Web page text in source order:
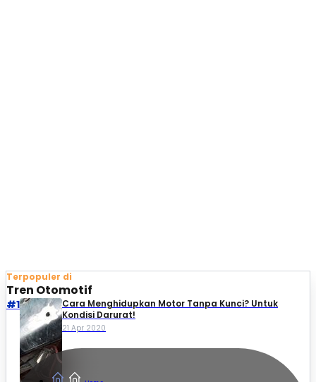
Terpopuler di
Tren Otomotif
#1
Cara Menghidupkan Motor Tanpa Kunci? Untuk
Kondisi Darurat!
21 Apr 2020